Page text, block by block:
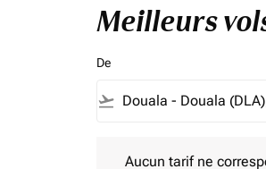
Meilleurs
De
flight_takeoff
Aucun tarif ne